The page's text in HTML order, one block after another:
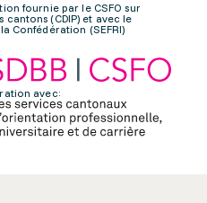
fournie par le CSFO sur
cantons (CDIP) et avec le
Confédération (SEFRI)
avec: